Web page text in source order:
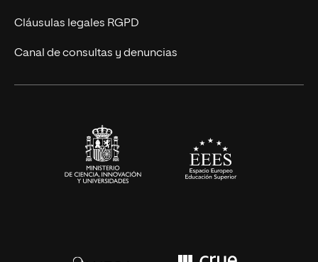
UNIR Revista
Eventos
Cláusulas legales RGPD
Canal de consultas y denuncias